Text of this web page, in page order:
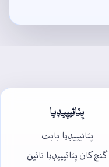
ڀٽائيپيڊيا
ڀٽائيپيڊيا بابت
گنج کان ڀٽائيپيڊيا تائين